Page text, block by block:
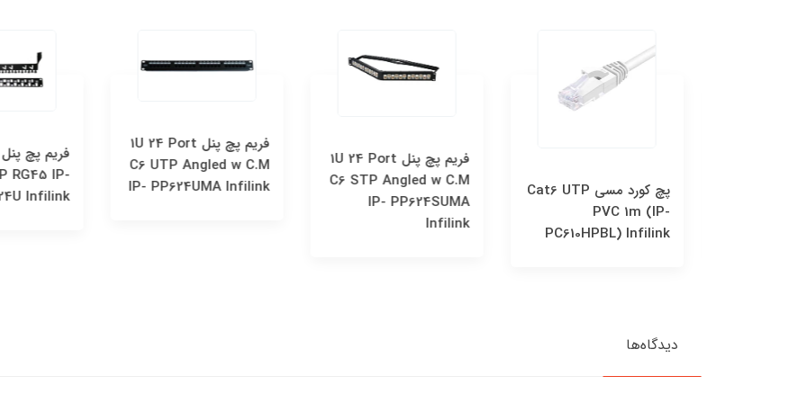
پچ كورد مسي Cat6 UTP
PVC 1m (IP-
PC610HPBL) Infilink
فريم پچ پنل 1U 24 Port
C6 STP Angled w C.M
IP- PP624SUMA
Infilink
فريم پچ پنل 1U 24 Port
C6 UTP Angled w C.M
IP- PP624UMA Infilink
RG45 IP-
Infilink
دیدگاه‌ها